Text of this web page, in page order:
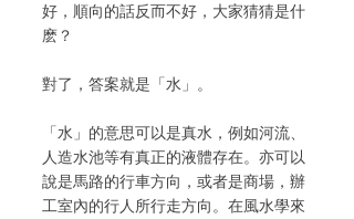
好，順向的話反而不好，大家猜猜是什
麽？
對了，答案就是「水」。
「水」的意思可以是真水，例如河流、
人造水池等有真正的液體存在。亦可以
說是馬路的行車方向，或者是商場，辦
工室內的行人所行走方向。在風水學來